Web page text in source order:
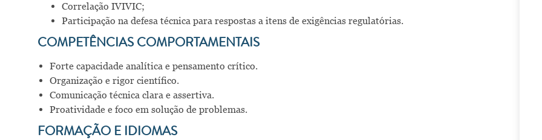
Correlação IVIVIC;
Participação na defesa técnica para respostas a itens de exigências regulatórias.
COMPETÊNCIAS COMPORTAMENTAIS
Forte capacidade analítica e pensamento crítico.
Organização e rigor científico.
Comunicação técnica clara e assertiva.
Proatividade e foco em solução de problemas.
FORMAÇÃO E IDIOMAS